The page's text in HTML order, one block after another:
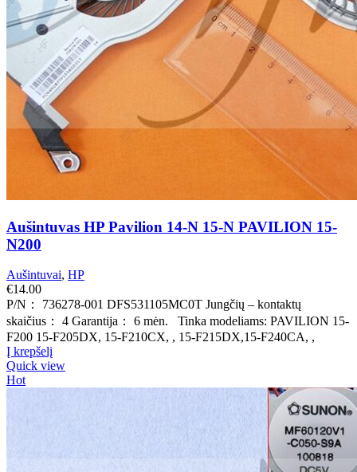
Aušintuvas HP Pavilion 14-N 15-N PAVILION 15-
N200
Aušintuvai, HP
€14.00
P/N： 736278-001 DFS531105MC0T Jungčių – kontaktų
skaičius： 4 Garantija： 6 mėn. Tinka modeliams: PAVILION 15-
F200 15-F205DX, 15-F210CX, , 15-F215DX,15-F240CA, ,
Į krepšelį
Quick view
Hot